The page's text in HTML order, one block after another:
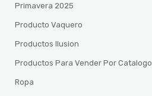
Primavera 2025
Producto Vaquero
Productos Ilusion
Productos Para Vender Por Catalogo
Ropa